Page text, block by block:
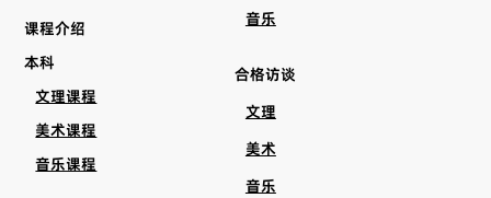
课程介绍
本科
文理课程
美术课程
音乐课程
音乐
合格访谈
文理
美术
音乐